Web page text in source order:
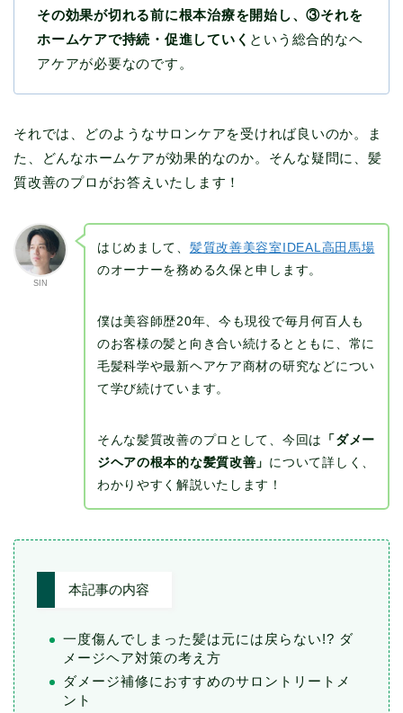
その効果が切れる前に根本治療を開始し、③それを
ホームケアで持続・促進していく という総合的なヘ
アケアが必要なのです。
それでは、どのようなサロンケアを受ければ良いのか。ま
た、どんなホームケアが効果的なのか。そんな疑問に、髪
質改善のプロがお答えいたします！
SIN
はじめまして、 髪質改善美容室IDEAL高田馬場
のオーナーを務める久保と申します。
僕は美容師歴20年、今も現役で毎月何百人も
のお客様の髪と向き合い続けるとともに、常に
毛髪科学や最新ヘアケア商材の研究などについ
て学び続けています。
そんな髪質改善のプロとして、今回は
「ダメー
ジヘアの根本的な髪質改善」 について詳しく、
わかりやすく解説いたします！
本記事の内容
一度傷んでしまった髪は元には戻らない!? ダ
メージヘア対策の考え方
ダメージ補修におすすめのサロントリートメ
ント